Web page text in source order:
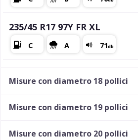
235/45 R17 97Y FR XL
Misure con diametro 18 pollici
Misure con diametro 19 pollici
Misure con diametro 20 pollici